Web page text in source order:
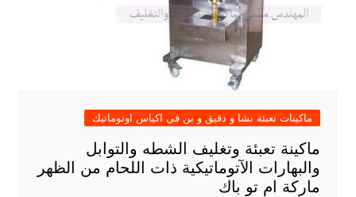
ماكينات تعبئة نشا و دقيق و بن في اكياس اوتوماتيك
ماكينة تعبئة وتغليف الشطه والتوابل
والبهارات الآتوماتيكية ذات اللحام من الظهر
ماركة ام تو باك